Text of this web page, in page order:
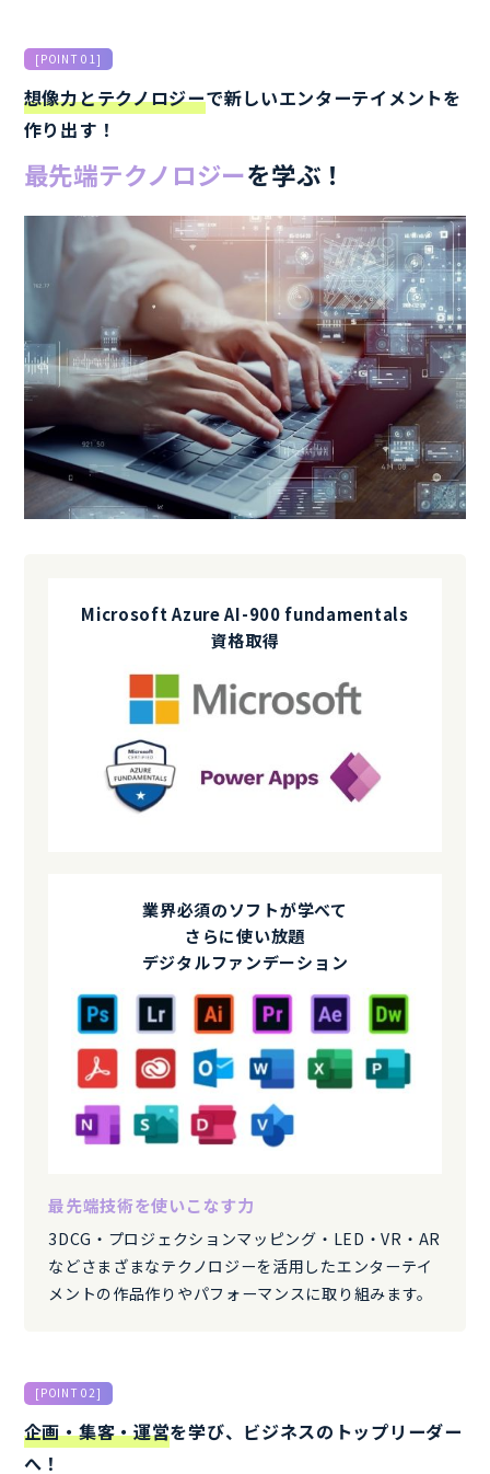
[POINT 01]
想像力とテクノロジーで新しいエンターテイメントを
作り出す！
最先端テクノロジーを学ぶ！
Microsoft Azure AI-900 fundamentals
資格取得
業界必須のソフトが学べて
さらに使い放題
デジタルファンデーション
最先端技術を使いこなす力
3DCG・プロジェクションマッピング・LED・VR・AR
などさまざまなテクノロジーを活用したエンターテイ
メントの作品作りやパフォーマンスに取り組みます。
[POINT 02]
企画・集客・運営を学び、ビジネスのトップリーダー
へ！